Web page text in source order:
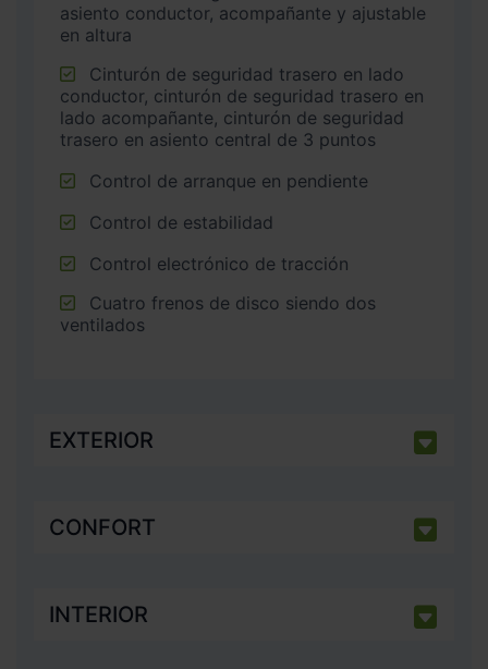
asiento conductor, acompañante y ajustable
en altura
conductor, cinturón de seguridad trasero en
lado acompañante, cinturón de seguridad
trasero en asiento central de 3 puntos
Control de arranque en pendiente
Control de estabilidad
Control electrónico de tracción
ventilados
EXTERIOR
CONFORT
INTERIOR